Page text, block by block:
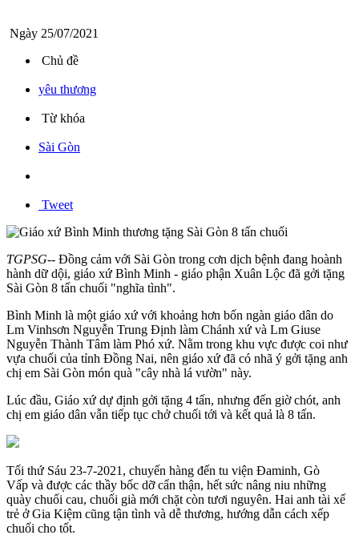
Ngày 25/07/2021
Chủ đề
yêu thương
Từ khóa
Sài Gòn
Tweet
TGPSG-- Đồng cảm với Sài Gòn trong cơn dịch bệnh đang hoành
hành dữ dội, giáo xứ Bình Minh - giáo phận Xuân Lộc đã gởi tặng
Sài Gòn 8 tấn chuối "nghĩa tình".
Bình Minh là một giáo xứ với khoảng hơn bốn ngàn giáo dân do
Lm Vinhsơn Nguyễn Trung Định làm Chánh xứ và Lm Giuse
Nguyễn Thành Tâm làm Phó xứ. Nằm trong khu vực được coi như
vựa chuối của tỉnh Đồng Nai, nên giáo xứ đã có nhã ý gởi tặng anh
chị em Sài Gòn món quà "cây nhà lá vườn" này.
Lúc đầu, Giáo xứ dự định gởi tặng 4 tấn, nhưng đến giờ chót, anh
chị em giáo dân vẫn tiếp tục chở chuối tới và kết quả là 8 tấn.
Tối thứ Sáu 23-7-2021, chuyến hàng đến tu viện Đaminh, Gò
Vấp và được các thầy bốc dỡ cẩn thận, hết sức nâng niu những
quày chuối cau, chuối già mới chặt còn tươi nguyên. Hai anh tài xế
trẻ ở Gia Kiệm cũng tận tình và dễ thương, hướng dẫn cách xếp
chuối cho tốt.